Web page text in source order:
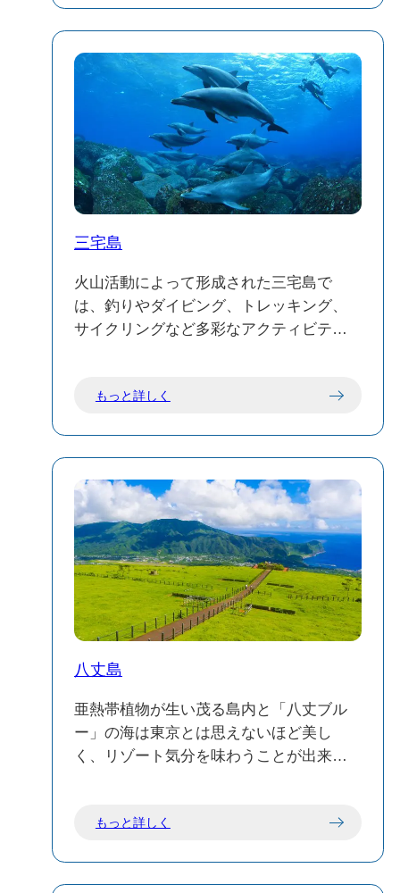
三宅島
火山活動によって形成された三宅島で
は、釣りやダイビング、トレッキング、
サイクリングなど多彩なアクティビティ
もっと詳しく
八丈島
亜熱帯植物が生い茂る島内と「八丈ブル
ー」の海は東京とは思えないほど美し
く、リゾート気分を味わうことが出来ま
もっと詳しく